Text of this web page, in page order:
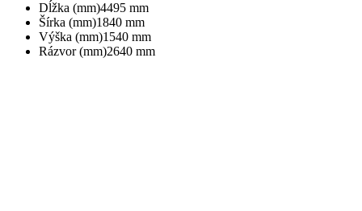
Dĺžka (mm)4495 mm
Šírka (mm)1840 mm
Výška (mm)1540 mm
Rázvor (mm)2640 mm